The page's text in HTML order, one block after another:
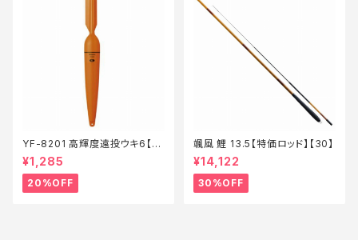
YF-8201 高輝度遠投ウキ6【特
価仕掛】【20】
¥1,285
20%OFF
颯風 鯉 13.5【特価ロッド】【30】
¥14,122
30%OFF